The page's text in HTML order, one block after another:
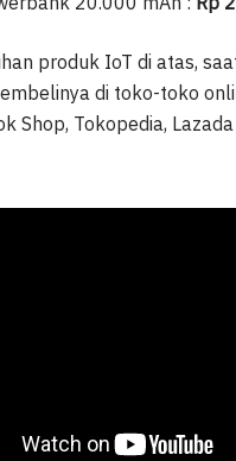
produk IoT di atas,
di toko-toko
Shop, Tokopedia,